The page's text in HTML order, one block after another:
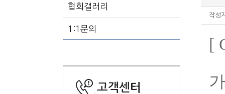
협회갤러리
1:1문의
고객센터
작
[